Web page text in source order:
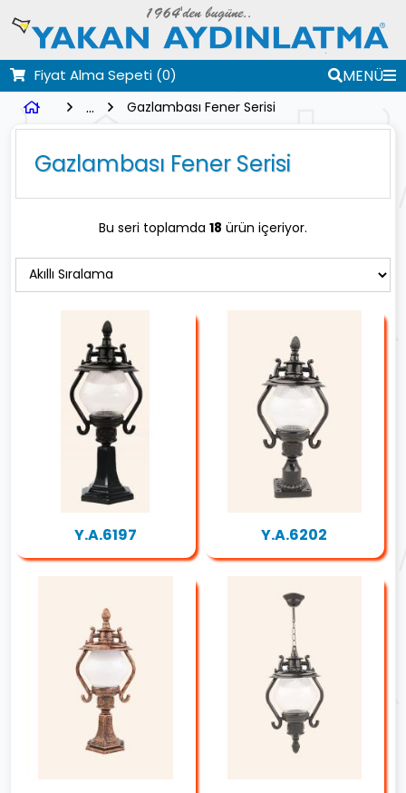
Fiyat Alma Sepeti (0)
MENÜ
...
Gazlambası Fener Serisi
Gazlambası Fener Serisi
Bu seri toplamda 18 ürün içeriyor.
Y.A.6197 Y.A.6202